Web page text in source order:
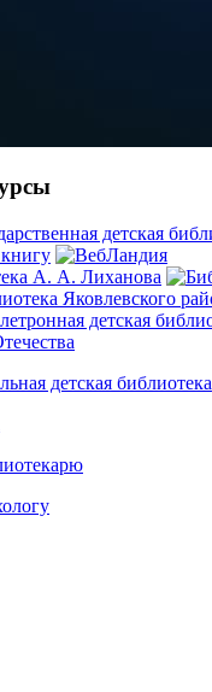
детская библиотека